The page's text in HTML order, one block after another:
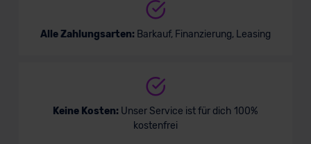
Alle Zahlungsarten: Barkauf, Finanzierung, Leasing
Keine Kosten: Unser Service ist für dich 100%
kostenfrei